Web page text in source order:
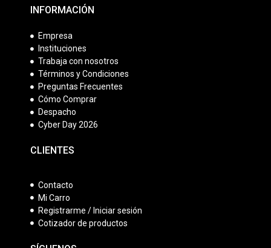
INFORMACIÓN
Empresa
Instituciones
Trabaja con nosotros
Términos y Condiciones
Preguntas Frecuentes
Cómo Comprar
Despacho
Cyber Day 2026
CLIENTES
Contacto
Mi Carro
Registrarme / Iniciar sesión
Cotizador de productos